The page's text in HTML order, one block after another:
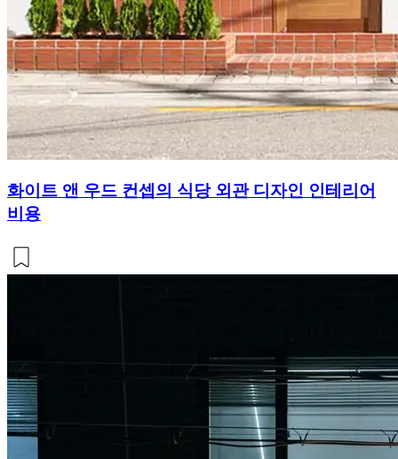
화이트 앤 우드 컨셉의 식당 외관 디자인 인테리어
비용